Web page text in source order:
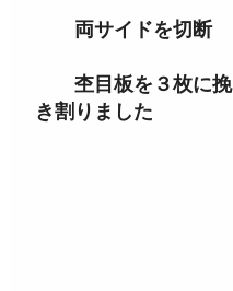
両サイドを切断
杢目板を３枚に挽
き割りました